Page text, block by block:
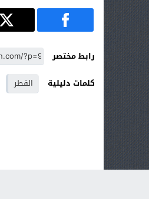
رابط مختصر
كلمات دليلية
الفطر